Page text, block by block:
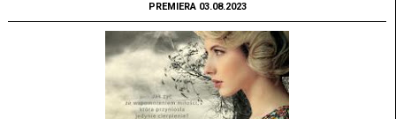
PREMIERA 03.08.2023